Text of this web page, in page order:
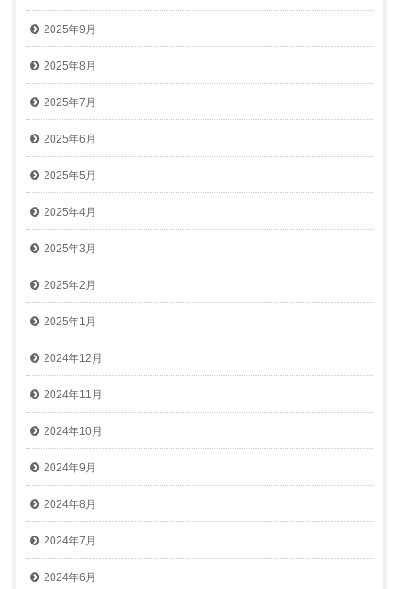
2025年9月
2025年8月
2025年7月
2025年6月
2025年5月
2025年4月
2025年3月
2025年2月
2025年1月
2024年12月
2024年11月
2024年10月
2024年9月
2024年8月
2024年7月
2024年6月